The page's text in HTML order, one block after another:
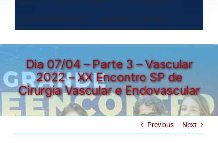
PATROCINADORES AGÊNCIA TURISMO
Dia 07/04 – Parte 3 – Vascular
2022 – XX Encontro SP de
Cirurgia Vascular e Endovascular
Previous Next